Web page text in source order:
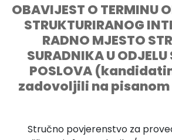
OBAVIJEST O TERMINU
STRUKTURIRANOG
RADNO MJESTO
SURADNIKA U ODJELU
POSLOVA
zadovoljili na
Stručno povjerenstvo za